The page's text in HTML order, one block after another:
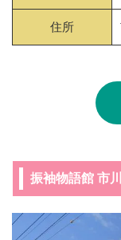
住所
振袖物語館 市